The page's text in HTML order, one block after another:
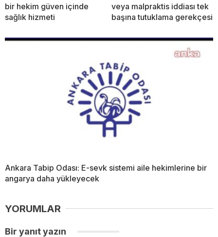
bir hekim güven içinde
sağlık hizmeti
veya malpraktis iddiası tek
başına tutuklama gerekçesi
Ankara Tabip Odası: E-sevk sistemi aile hekimlerine bir
angarya daha yükleyecek
YORUMLAR
Bir yanıt yazın